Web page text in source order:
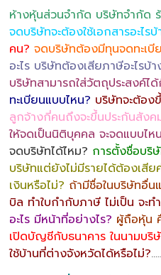
ห้างหุ้นส่วนจำกัด บริษัทจำกัด
จดบริษัทจะต้องใช้เอกสารอะไรบ้
คน? จดบริษัทต้องมีทุนจดทะเบีย
อะไร บริษัทต้องเสียภาษีอะไรบ้า
บริษัทสามารถใส่วัตถุประสงค์ไ
ทะเบียนแบบไหน? บริษัทจะต้อง
ลูกจ้างกี่คนถึงจะขึ้นประกันสังค
ให้จดเป็นนิติบุคคล จะจดแบบไห
จดบริษัทได้ไหม? การตั้งชื่อบริ
บริษัทแต่ยังไม่มีรายได้ต้องเสี
เงินหรือไม่? ถ้ามีชื่อในบริษัทอื่น
บิล ทำใบกำกับภาษี ไม่เป็น จะท
อะไร มีหน้าที่อย่างไร? ผู้ถือหุ้น
เปิดบัญชีกับธนาคาร ในนามบริ
ใช้บ้านที่ต่างจังหวัดได้หรือไม่?